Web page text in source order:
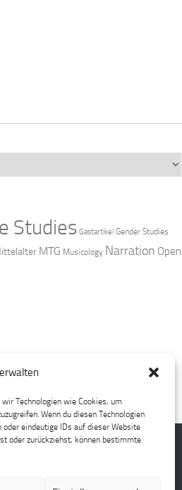
Technologien wie Cookies, um
Wenn du diesen Technologien
eindeutige IDs auf dieser Website
oder zurückziehst, können bestimmte
Studies Gastartikel Gender Studies
MTG Musicology Narration Open